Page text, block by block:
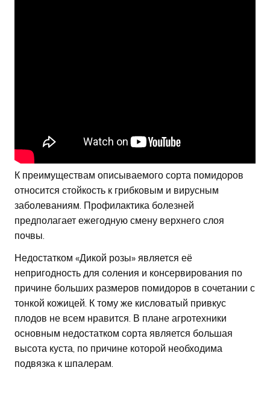
К преимуществам описываемого сорта помидоров
относится стойкость к грибковым и вирусным
заболеваниям. Профилактика болезней
предполагает ежегодную смену верхнего слоя
почвы.
Недостатком «Дикой розы» является её
непригодность для соления и консервирования по
причине больших размеров помидоров в сочетании с
тонкой кожицей. К тому же кисловатый привкус
плодов не всем нравится. В плане агротехники
основным недостатком сорта является большая
высота куста, по причине которой необходима
подвязка к шпалерам.